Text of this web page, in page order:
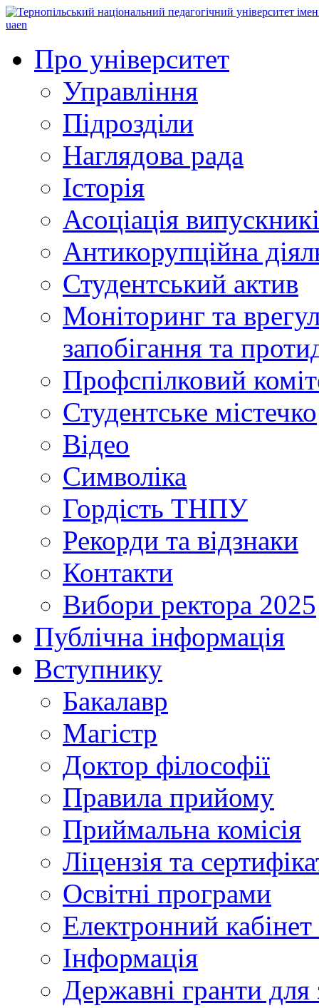
uaen
Про університет
Управління
Підрозділи
Наглядова рада
Історія
Асоціація
Антикорупційна
Студентський актив
Моніторинг та
запобігання та
Профспілковий
Студентське містечко
Відео
Символіка
Гордість ТНПУ
Рекорди та відзнаки
Контакти
Вибори ректора 2025
Публічна інформація
Вступнику
Бакалавр
Магістр
Доктор філософії
Правила прийому
Приймальна комісія
Ліцензія та
Освітні програми
Електронний
Інформація
Державні гранти для